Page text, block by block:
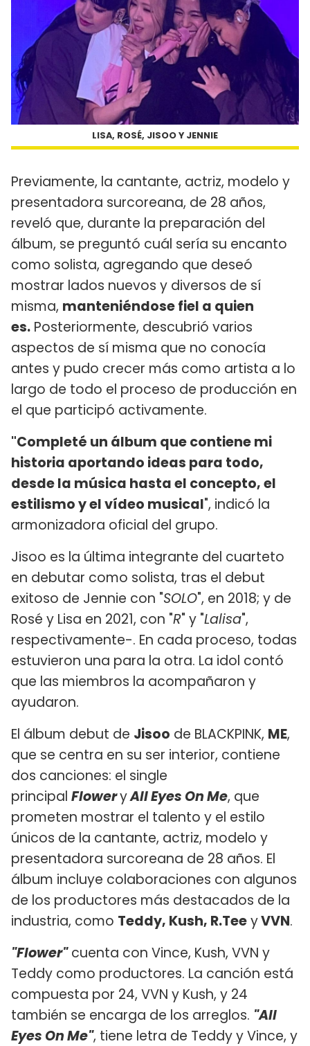
LISA, ROSÉ, JISOO Y JENNIE
Previamente, la cantante, actriz, modelo y
presentadora surcoreana, de 28 años,
reveló que, durante la preparación del
álbum, se preguntó cuál sería su encanto
como solista, agregando que deseó
mostrar lados nuevos y diversos de sí
misma, manteniéndose fiel a quien
es. Posteriormente, descubrió varios
aspectos de sí misma que no conocía
antes y pudo crecer más como artista a lo
largo de todo el proceso de producción en
el que participó activamente.
"Completé un álbum que contiene mi
historia aportando ideas para todo,
desde la música hasta el concepto, el
estilismo y el vídeo musical", indicó la
armonizadora oficial del grupo.
Jisoo es la última integrante del cuarteto
en debutar como solista, tras el debut
exitoso de Jennie con "SOLO", en 2018; y de
Rosé y Lisa en 2021, con "R" y "Lalisa",
respectivamente-. En cada proceso, todas
estuvieron una para la otra. La idol contó
que las miembros la acompañaron y
ayudaron.
El álbum debut de Jisoo de BLACKPINK, ME,
que se centra en su ser interior, contiene
dos canciones: el single
principal FloweryAll Eyes On Me, que
prometen mostrar el talento y el estilo
únicos de la cantante, actriz, modelo y
presentadora surcoreana de 28 años. El
álbum incluye colaboraciones con algunos
de los productores más destacados de la
industria, como Teddy, Kush, R.TeeyVVN.
"Flower"cuenta con Vince, Kush, VVN y
Teddy como productores. La canción está
compuesta por 24, VVN y Kush, y 24
también se encarga de los arreglos. "All
Eyes On Me", tiene letra de Teddy y Vince, y